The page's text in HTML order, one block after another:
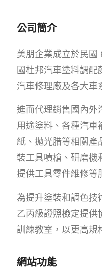
公司簡介
美朋企業成立於民國
國杜邦汽車塗料調配
汽車修理廠及各大車
進而代理銷售國內外
用途塗料、各種汽車
紙、拋光腊等相關產
裝工具噴槍、研磨機
提供工具零件維修等
為提升塗裝和調色技
乙丙級證照檢定提供
訓練教室，以更高規
網站功能